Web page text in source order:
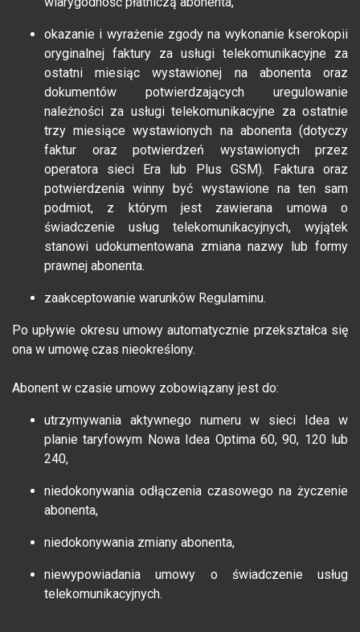
okazanie i wyrażenie zgody na wykonanie kserokopii
oryginalnej faktury za usługi telekomunikacyjne za
ostatni miesiąc wystawionej na abonenta oraz
dokumentów potwierdzających uregulowanie
należności za usługi telekomunikacyjne za ostatnie
trzy miesiące wystawionych na abonenta (dotyczy
faktur oraz potwierdzeń wystawionych przez
operatora sieci Era lub Plus GSM). Faktura oraz
potwierdzenia winny być wystawione na ten sam
podmiot, z którym jest zawierana umowa o
świadczenie usług telekomunikacyjnych, wyjątek
stanowi udokumentowana zmiana nazwy lub formy
prawnej abonenta.
zaakceptowanie warunków Regulaminu.
Po upływie okresu umowy automatycznie przekształca się
ona w umowę czas nieokreślony.
Abonent w czasie umowy zobowiązany jest do:
utrzymywania aktywnego numeru w sieci Idea w
planie taryfowym Nowa Idea Optima 60, 90, 120 lub
240,
niedokonywania odłączenia czasowego na życzenie
abonenta,
niedokonywania zmiany abonenta,
niewypowiadania umowy o świadczenie usług
telekomunikacyjnych.